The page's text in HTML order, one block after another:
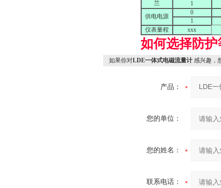
兰
1
供电电源
0
1
仪表量程
xxx
如何选择防
如果你对LDE一体式电磁流量计 感兴趣，
产品：
您的单位：
您的姓名：
联系电话：